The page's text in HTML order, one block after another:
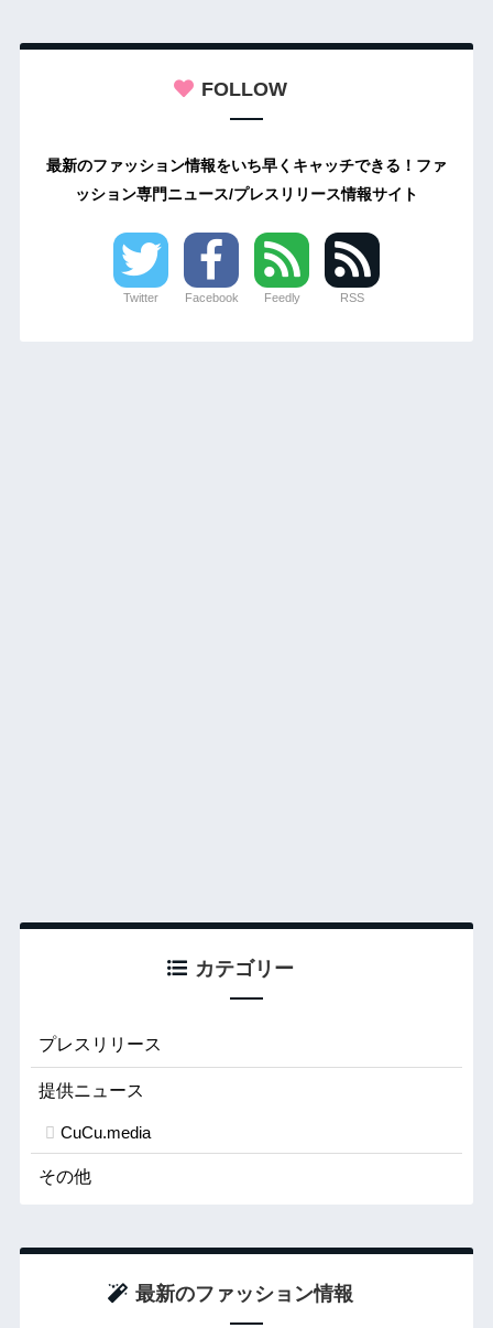
FOLLOW
最新のファッション情報をいち早くキャッチできる！ファ
ッション専門ニュース/プレスリリース情報サイト
Twitter Facebook Feedly RSS
カテゴリー
プレスリリース
提供ニュース
CuCu.media
その他
最新のファッション情報